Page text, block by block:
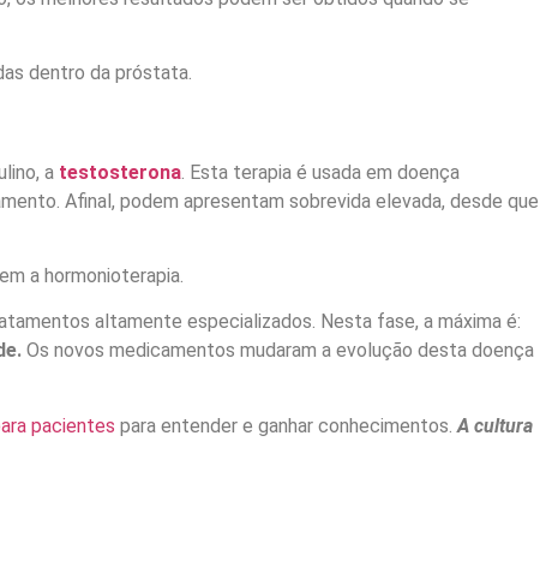
dentro da próstata.
a testosterona . Esta terapia é usada em doença
Afinal, podem apresentam sobrevida elevada, desde que
a hormonioterapia.
altamente especializados. Nesta fase, a máxima é:
Os novos medicamentos mudaram a evolução desta doença
pacientes para entender e ganhar conhecimentos.A cultura